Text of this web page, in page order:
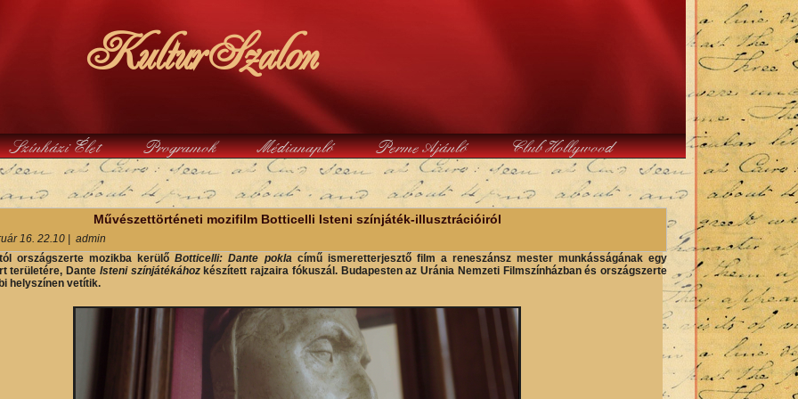
KulturSzalon
Színházi Élet Programok Médianapló Perme Ajánló Club Hollywood
Művészettörténeti mozifilm Botticelli Isteni színjáték-illusztrációiról
16. 22.10
admin
országszerte mozikba kerülőBotticelli: Dante pokla című ismeretterjesztő film a reneszánsz mester munkásságának egy
területére, Dante Isteni színjátékáhozkészített rajzaira fókuszál. Budapesten az Uránia Nemzeti Filmszínházban és országszerte
helyszínen vetítik.